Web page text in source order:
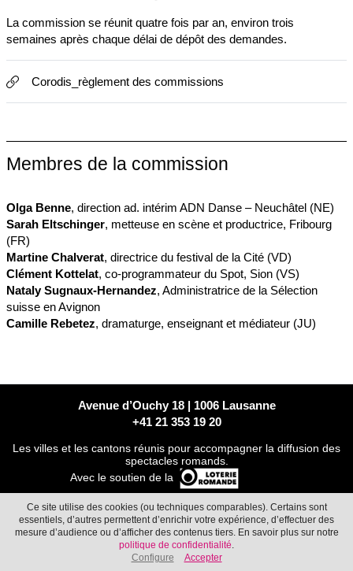
La commission se réunit quatre fois par an, environ trois
semaines après chaque délai de dépôt des demandes.
Corodis_règlement des commissions
Membres de la commission
Olga Benne, direction ad. intérim ADN Danse – Neuchâtel (NE)
Sarah Eltschinger, metteuse en scène et productrice, Fribourg
(FR)
Martine Chalverat, directrice du festival de la Cité (VD)
Clément Kottelat, co-programmateur du Spot, Sion (VS)
Nataly Sugnaux-Hernandez, Administratrice de la Sélection
suisse en Avignon
Camille Rebetez, dramaturge, enseignant et médiateur (JU)
Avenue d’Ouchy 18 | 1006 Lausanne
+41 21 353 19 20
Les villes et les cantons réunis pour accompagner la diffusion des
spectacles romands.
Avec le soutien de la
CONTACT
Paramètres de confidentialité
Ce site utilise des cookies (ou techniques comparables). Certains sont
essentiels, d’autres permettent d’enrichir votre expérience, d’effectuer des
mesure d’audience ou d’afficher des contenus tiers. En savoir plus sur notre
politique de confidentialité.
Configure
Accepter